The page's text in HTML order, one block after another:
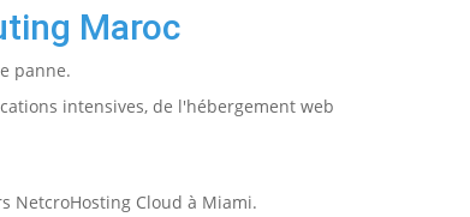
Maroc
panne.
intensives, de l'hébergement web
NetcroHosting Cloud à Miami.